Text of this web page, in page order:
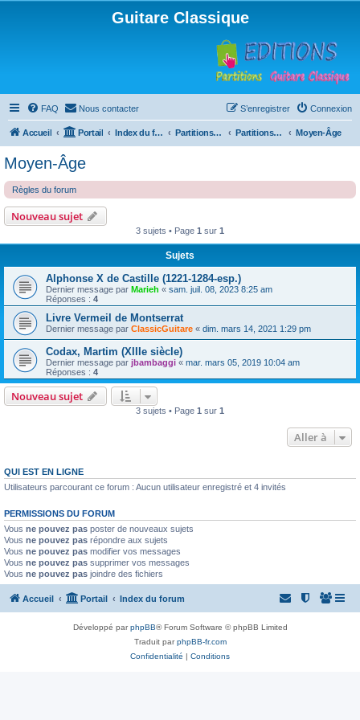
Guitare Classique
FAQ Nous contacter Connexion
S’enregistrer
Accueil Portail Index du forum Partitions pour guitare en libre téléchargement Partitions classées par compositeur Moyen-Âge
Moyen-Âge
Règles du forum
Nouveau sujet
3 sujets • Page 1 sur 1
Sujets
Alphonse X de Castille (1221-1284-esp.)
Dernier message par Marieh « sam. juil. 08, 2023 8:25 am
Réponses : 4
Livre Vermeil de Montserrat
Dernier message par ClassicGuitare « dim. mars 14, 2021 1:29 pm
Codax, Martim (XIIIe siècle)
Dernier message par jbambaggi « mar. mars 05, 2019 10:04 am
Réponses : 4
Nouveau sujet
3 sujets • Page 1 sur 1
Aller à
QUI EST EN LIGNE
Utilisateurs parcourant ce forum : Aucun utilisateur enregistré et 4 invités
PERMISSIONS DU FORUM
Vous ne pouvez pas poster de nouveaux sujets
Vous ne pouvez pas répondre aux sujets
Vous ne pouvez pas modifier vos messages
Vous ne pouvez pas supprimer vos messages
Vous ne pouvez pas joindre des fichiers
Accueil Portail Index du forum
Développé parphpBB® Forum Software © phpBB Limited
Traduit parphpBB-fr.com
Confidentialité | Conditions